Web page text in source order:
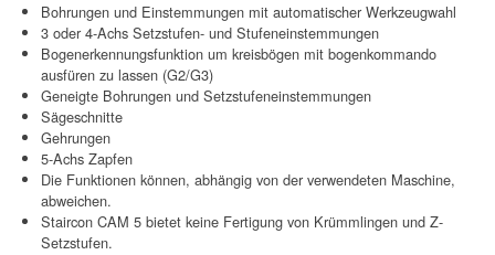
Bohrungen und Einstemmungen mit automatischer Werkzeugwahl
3 oder 4-Achs Setzstufen- und Stufeneinstemmungen
Bogenerkennungsfunktion um kreisbögen mit bogenkommando
ausfüren zu lassen (G2/G3)
Geneigte Bohrungen und Setzstufeneinstemmungen
Sägeschnitte
Gehrungen
5-Achs Zapfen
Die Funktionen können, abhängig von der verwendeten Maschine,
abweichen.
Staircon CAM 5 bietet keine Fertigung von Krümmlingen und Z-
Setzstufen.